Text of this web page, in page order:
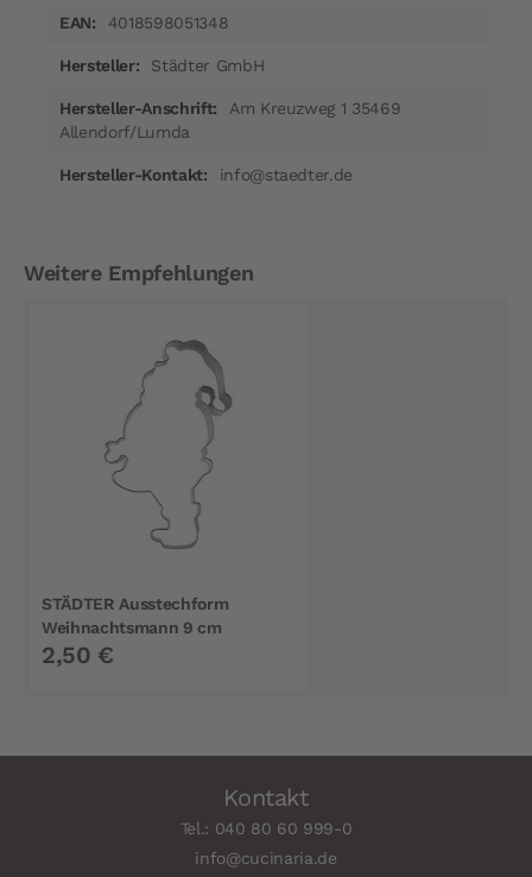
4018598051348
Städter GmbH
Am Kreuzweg 1 35469
Allendorf/Lumda
info@staedter.de
Weitere Empfehlungen
STÄDTER Ausstechform
Weihnachtsmann 9 cm
2,50 €
Kontakt
Tel.: 040 80 60 999-0
info@cucinaria.de